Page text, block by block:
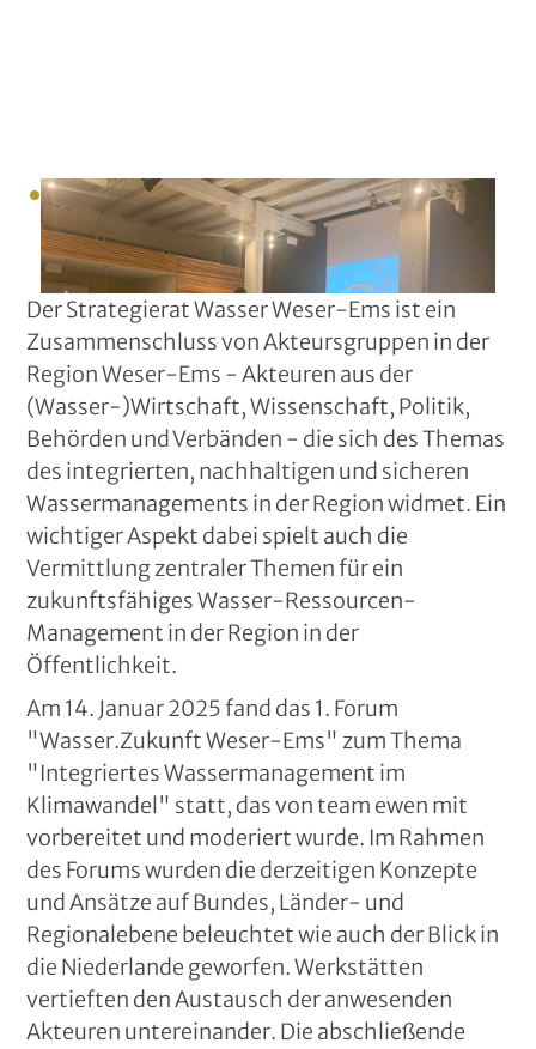
Der Strategierat Wasser Weser-Ems ist ein
Zusammenschluss von Akteursgruppen in der
Region Weser-Ems - Akteuren aus der
(Wasser-)Wirtschaft, Wissenschaft, Politik,
Behörden und Verbänden - die sich des Themas
des integrierten, nachhaltigen und sicheren
Wassermanagements in der Region widmet. Ein
wichtiger Aspekt dabei spielt auch die
Vermittlung zentraler Themen für ein
zukunftsfähiges Wasser-Ressourcen-
Management in der Region in der
Öffentlichkeit.
Am 14. Januar 2025 fand das 1. Forum
"Wasser.Zukunft Weser-Ems" zum Thema
"Integriertes Wassermanagement im
Klimawandel" statt, das von team ewen mit
vorbereitet und moderiert wurde. Im Rahmen
des Forums wurden die derzeitigen Konzepte
und Ansätze auf Bundes, Länder- und
Regionalebene beleuchtet wie auch der Blick in
die Niederlande geworfen. Werkstätten
vertieften den Austausch der anwesenden
Akteuren untereinander. Die abschließende